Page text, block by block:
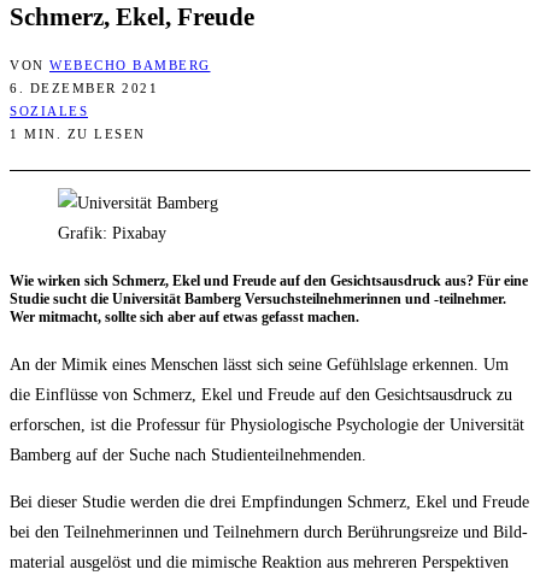
Schmerz, Ekel, Freude
VON WEBECHO BAMBERG
6. DEZEMBER 2021
SOZIALES
1 MIN. ZU LESEN
Grafik: Pixabay
Wie wir­ken sich Schmerz, Ekel und Freu­de auf den Gesichts­aus­druck aus? Für eine
Stu­die sucht die Uni­ver­si­tät Bam­berg Ver­suchs­teil­neh­me­rin­nen und ‑teil­neh­mer.
Wer mit­macht, soll­te sich aber auf etwas gefasst machen.
An der Mimik eines Men­schen lässt sich sei­ne Gefühls­la­ge erken­nen. Um
die Ein­flüs­se von Schmerz, Ekel und Freu­de auf den Gesichts­aus­druck zu
erfor­schen, ist die Pro­fes­sur für Phy­sio­lo­gi­sche Psy­cho­lo­gie der Uni­ver­si­tät
Bam­berg auf der Suche nach Studienteilnehmenden.
Bei die­ser Stu­die wer­den die drei Emp­fin­dun­gen Schmerz, Ekel und Freu­de
bei den Teil­neh­me­rin­nen und Teil­neh­mern durch Berüh­rungs­rei­ze und Bild­
ma­te­ri­al aus­ge­löst und die mimi­sche Reak­ti­on aus meh­re­ren Per­spek­ti­ven